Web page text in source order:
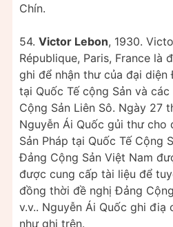
Chín.
54. Victor Lebon, 1930.
République, Paris, France là
ghi để nhận thư của đại diện
tại Quốc Tế cộng Sản và
Cộng Sản Liên Sô. Ngày 27
Nguyễn Ái Quốc gủi thư cho
Sản Pháp tại Quốc Tế Cộng
Đảng Cộng Sản Việt Nam
được cung cấp tài liệu để
đồng thời đề nghị Đảng
v.v.. Nguyễn Ái Quốc ghi điạ
như ghi trên.